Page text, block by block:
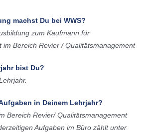
machst Du bei WWS?
zum Kaufmann für
im Bereich Revier / Qualitätsmanagement
bist Du?
in Deinem Lehrjahr?
Bereich Revier/ Qualitätsmanagement
Aufgaben im Büro zählt unter